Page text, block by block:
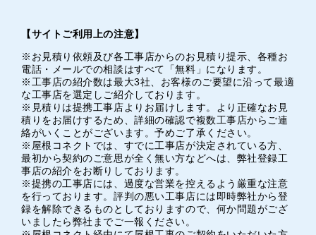
【サイトご利用上の注意】
※お見積り依頼及び各工事店からのお見積り提示、各種お
電話・メールでの相談はすべて「無料」になります。
※工事店の紹介数は最大3社、お客様のご要望に沿って最適
な工事店を選定しご紹介しております。
※見積りは提携工事店よりお届けします。より正確なお見
積りをお届けするため、詳細の確認で複数工事店からご連
絡がいくことがございます。予めご了承ください。
※屋根コネクトでは、すでに工事店が決定されている方、
最初から契約のご意思が全く無い方などへは、弊社登録工
事店の紹介をお断りしております。
※提携の工事店には、過度な営業を控えるよう厳重な注意
を行っております。評判の悪い工事店には即時弊社から登
録を解除できるものとしておりますので、何か問題がござ
いましたら弊社までご一報ください。